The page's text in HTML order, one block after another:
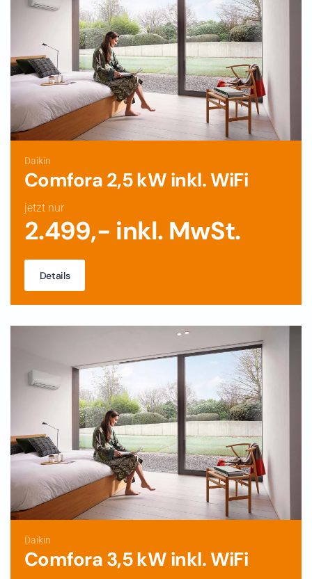
Daikin
Comfora 2,5 kW inkl. WiFi
jetzt nur
2.499,- inkl. MwSt.
Details
Daikin
Comfora 3,5 kW inkl. WiFi